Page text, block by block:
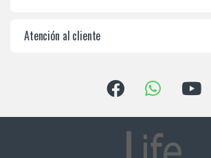
Atención al cliente